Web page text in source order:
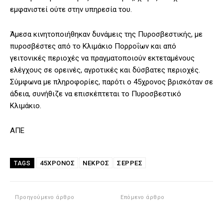
εμφανιστεί ούτε στην υπηρεσία του.
Άμεσα κινητοποιήθηκαν δυνάμεις της Πυροσβεστικής, με
πυροσβέστες από το Κλιμάκιο Πορροΐων και από
γειτονικές περιοχές να πραγματοποιούν εκτεταμένους
ελέγχους σε ορεινές, αγροτικές και δύσβατες περιοχές.
Σύμφωνα με πληροφορίες, παρότι ο 45χρονος βρισκόταν σε
άδεια, συνήθιζε να επισκέπτεται το Πυροσβεστικό
Κλιμάκιο.
ΑΠΕ
TAGS 45ΧΡΟΝΟΣ ΝΕΚΡΟΣ ΣΈΡΡΕΣ
Προηγούμενο άρθρο Επόμενο άρθρο